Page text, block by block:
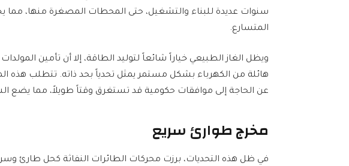
سنوات عديدة للبناء والتشغيل، حتى المحطات المصغرة منها، مما
المتسارع.
ويظل الغاز الطبيعي خياراً شائعاً لتوليد الطاقة، إلا أن تأمين
هائلة من الكهرباء بشكل مستمر يمثل تحدياً بحد ذاته. تتطلب هذه
عن الحاجة إلى موافقات حكومية قد تستغرق وقتاً طويلاً، مما
مخرج طوارئ سريع
في ظل هذه التحديات، برزت محركات الطائرات النفاثة كحل طارئ